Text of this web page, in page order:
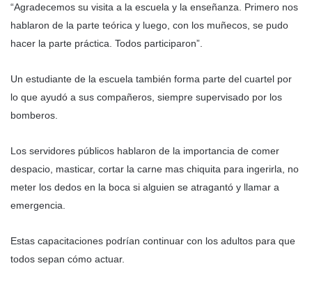
“Agradecemos su visita a la escuela y la enseñanza. Primero nos
hablaron de la parte teórica y luego, con los muñecos, se pudo
hacer la parte práctica. Todos participaron”.
Un estudiante de la escuela también forma parte del cuartel por
lo que ayudó a sus compañeros, siempre supervisado por los
bomberos.
Los servidores públicos hablaron de la importancia de comer
despacio, masticar, cortar la carne mas chiquita para ingerirla, no
meter los dedos en la boca si alguien se atragantó y llamar a
emergencia.
Estas capacitaciones podrían continuar con los adultos para que
todos sepan cómo actuar.